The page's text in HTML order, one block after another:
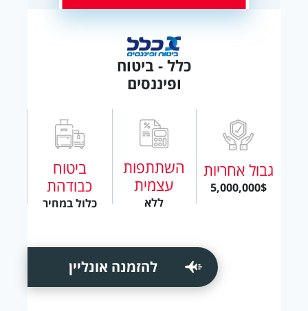
כלל - ביטוח
ופיננסים
גבול אחריות
5,000,000$
השתתפות
עצמית
ללא
ביטוח
כבודהת
כלול במחיר
להזמנה אונליין